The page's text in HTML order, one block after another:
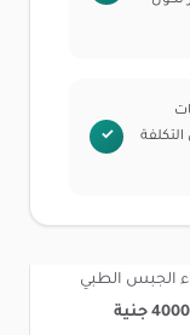
الجبس الطبي
150 جنية إلى 4000 جنية